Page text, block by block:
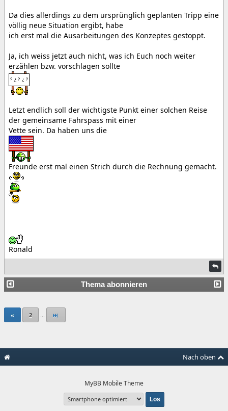
Da dies allerdings zu dem ursprünglich geplanten Tripp eine
völlig neue Situation ergibt, habe
ich erst mal die Ausarbeitungen des Konzeptes gestoppt.
Ja, ich weiss jetzt auch nicht, was ich Euch noch weiter
erzählen bzw. vorschlagen sollte
Letzt endlich soll der wichtigste Punkt einer solchen Reise
der gemeinsame Fahrspass mit einer
Vette sein. Da haben uns die
Freunde erst mal einen Strich durch die Rechnung gemacht.
Ronald
Thema abonnieren
« 2 ...
Nach oben
MyBB Mobile Theme